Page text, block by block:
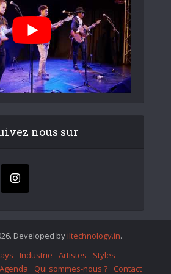
nous sur
Developed by iItechnology.in.
Industrie Artistes
Styles
Agenda Qui sommes-nous ? Contact